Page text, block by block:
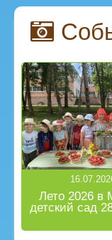
Лето 2026
детский сад